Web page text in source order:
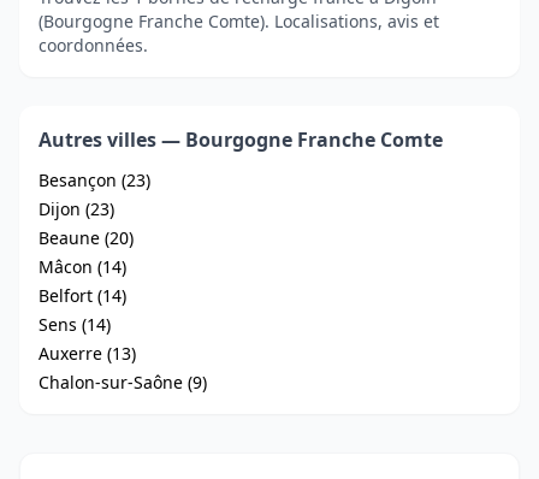
(Bourgogne Franche Comte). Localisations, avis et
coordonnées.
Autres villes — Bourgogne Franche Comte
Besançon (23)
Dijon (23)
Beaune (20)
Mâcon (14)
Belfort (14)
Sens (14)
Auxerre (13)
Chalon-sur-Saône (9)